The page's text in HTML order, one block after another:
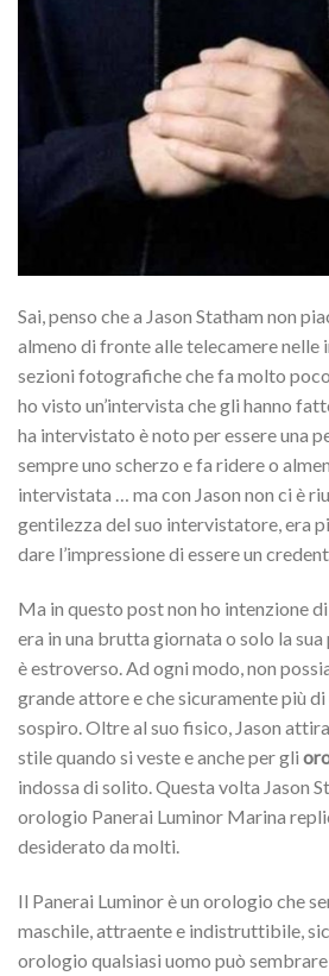
Sai, penso che a Jason Statham non
almeno di fronte alle telecamere nelle
sezioni fotografiche che fa molto
ho visto un’intervista che gli hanno
ha intervistato è noto per essere una
sempre uno scherzo e fa ridere o
intervistata … ma con Jason non ci è
gentilezza del suo intervistatore, era
dare l’impressione di essere un
Ma in questo post non ho intenzione
era in una brutta giornata o solo la sua
è estroverso. Ad ogni modo, non
grande attore e che sicuramente più
sospiro. Oltre al suo fisico, Jason
stile quando si veste e anche per gli
indossa di solito. Questa volta Jason
orologio Panerai Luminor Marina
desiderato da molti.
Il Panerai Luminor è un orologio che
maschile, attraente e indistruttibile,
orologio qualsiasi uomo può